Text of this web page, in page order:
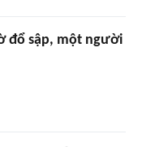
đổ sập, một người